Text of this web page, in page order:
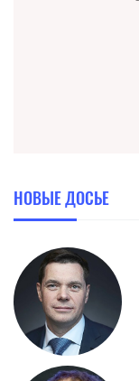
НОВЫЕ ДОСЬЕ